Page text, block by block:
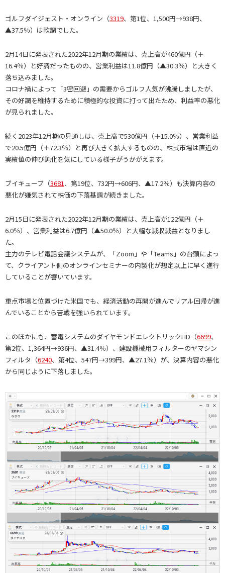
ゴルフダイジェスト・オンライン（3319、第1位、1,500円→938円、
▲37.5％）は軟調でした。
2月14日に発表された2022年12月期の業績は、売上高が460億円（＋
16.4％）と好調だったものの、営業利益は11.8億円（▲30.3％）と大きく
落ち込みました。
コロナ禍によって「3密回避」の需要からゴルフ人気が沸騰しましたが、
その好調を維持するために積極的な投資に打って出たため、利益率の悪化
が見られました。
続く2023年12月期の見通しは、売上高で530億円（＋15.0％）、営業利益
で20.5億円（＋72.3％）と再び大きく拡大するものの、株式市場は直近の
実績値の伸び鈍化を気にしている様子がうかがえます。
ブイキューブ（3681、第19位、732円→606円、▲17.2％）も決算内容の
悪化が嫌気されて株価の下落基調が続きました。
2月15日に発表された2022年12月期の業績は、売上高が122億円（＋
6.0％）、営業利益は6.7億円（▲50.0％）と大幅な減収減益となりまし
た。
主力のテレビ電話会議システムが、「Zoom」や「Teams」の台頭によっ
て、クライアント側のオンラインセミナーの内製化が想定以上に早く進行
していることが響いています。
重点市場と位置づけた米国でも、経済活動の再開が進んでリアル回帰が進
んでいることから苦戦を強いられています。
このほかにも、蓄電システムのダイヤモンドエレクトリックHD（6699、
第2位、1,364円→936円、▲31.4％）、建設機械用フィルターのヤマシン
フィルタ（6240、第4位、547円→399円、▲27.1％）が、決算内容の悪化
から同じように下落しました。